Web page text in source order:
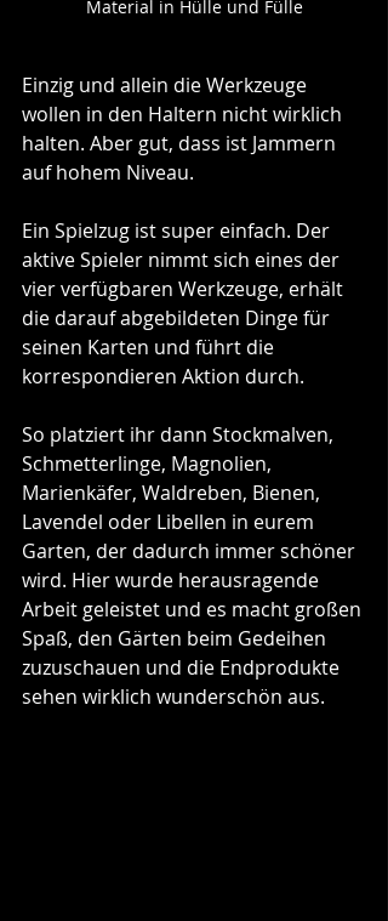
Material in Hülle und Fülle
Einzig und allein die Werkzeuge
wollen in den Haltern nicht wirklich
halten. Aber gut, dass ist Jammern
auf hohem Niveau.
Ein Spielzug ist super einfach. Der
aktive Spieler nimmt sich eines der
vier verfügbaren Werkzeuge, erhält
die darauf abgebildeten Dinge für
seinen Karten und führt die
korrespondieren Aktion durch.
So platziert ihr dann Stockmalven,
Schmetterlinge, Magnolien,
Marienkäfer, Waldreben, Bienen,
Lavendel oder Libellen in eurem
Garten, der dadurch immer schöner
wird. Hier wurde herausragende
Arbeit geleistet und es macht großen
Spaß, den Gärten beim Gedeihen
zuzuschauen und die Endprodukte
sehen wirklich wunderschön aus.